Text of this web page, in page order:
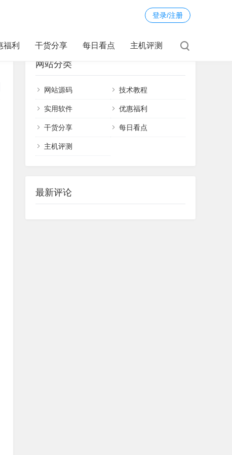
登录/注册
福利 干货分享 每日看点 主机评测
网站分类
网站源码 技术教程
实用软件 优惠福利
干货分享 每日看点
主机评测
最新评论